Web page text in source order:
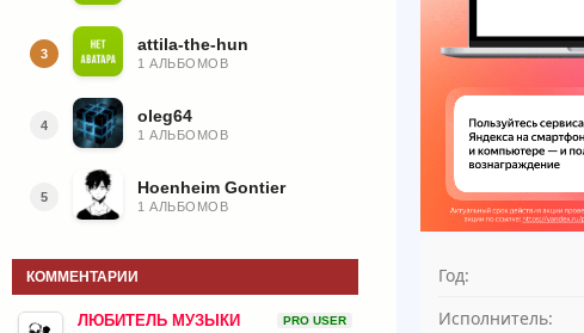
Год:
Исполнитель:
3 attila-the-hun
1 АЛЬБОМОВ
4 oleg64
1 АЛЬБОМОВ
5 Hoenheim Gontier
1 АЛЬБОМОВ
КОММЕНТАРИИ
ЛЮБИТЕЛЬ МУЗЫКИ PRO USER